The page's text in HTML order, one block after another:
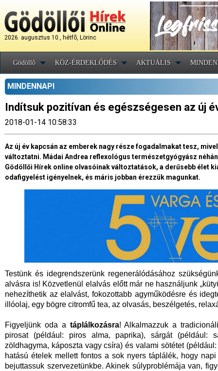
2026. augusztus 10., hétfõ, Lörinc
Gödöllő KÖZ-ÉRDEKLŐDÉS AKTUÁLIS
MINDENNAPI
Indítsuk pozitívan és egészségesen az új
2018-01-14 10:58:33
Az új év kapcsán az emberek nagy része fogadalmakat tesz,
változtatni. Mádai Andrea reflexológus természetgyógyász
Gödöllői Hírek online olvasóinak változtatások, a derűsebb élet
odafigyelést igényelnek, és máris jobban érezzük magunkat.
Testünk és idegrendszerünk regenerálódásához
alvásra is! Közvetlenül elalvás előtt már ne használjunk
nehezíthetik az elalvást, fokozottabb agyműködésre és
illóolaj, egy bögre citromfű tea, az olvasás, beszélgetés,
Figyeljünk oda a táplálkozásra! Alkalmazzuk a
pirosat (például: piros alma, paprika), sárgát (például:
zöldhagyma, káposzta vagy csíra) és valami sötétet
hatású ételek mellett fontos a sok nyers táplálék, hogy
bejuttassuk szervezetünkbe. Akinek súlyproblémája van,